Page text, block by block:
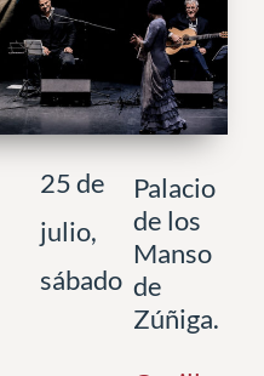
25 de
julio,
sábado
Palacio
de los
Manso
de
Zúñiga.